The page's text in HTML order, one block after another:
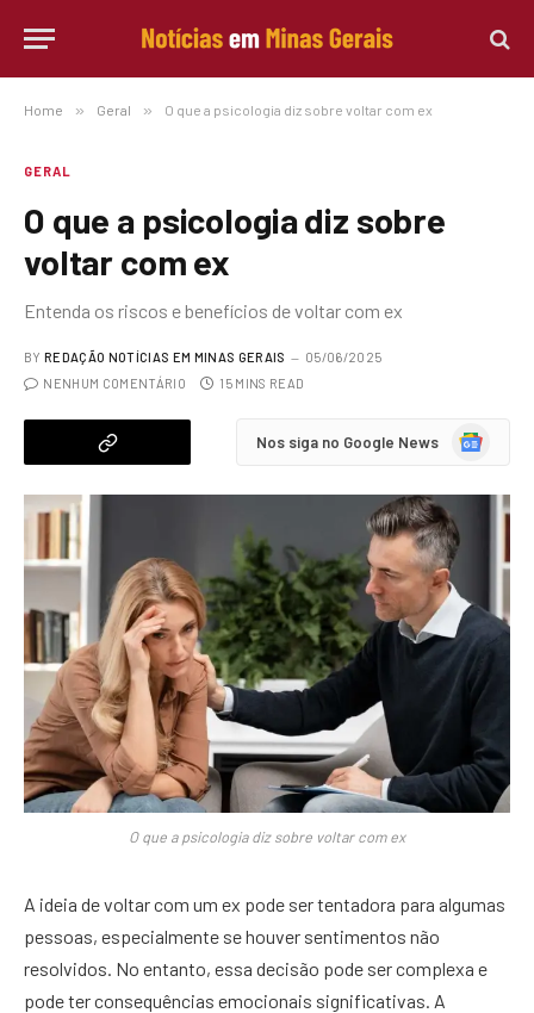
Home » Geral » O que a psicologia diz sobre voltar com ex
GERAL
O que a psicologia diz sobre
voltar com ex
Entenda os riscos e benefícios de voltar com ex
BY REDAÇÃO NOTÍCIAS EM MINAS GERAIS
05/06/2025
NENHUM COMENTÁRIO
15 MINS READ
Nos siga no Google News
Google
O que a psicologia diz sobre voltar com ex
A ideia de voltar com um ex pode ser tentadora para algumas
pessoas, especialmente se houver sentimentos não
resolvidos. No entanto, essa decisão pode ser complexa e
pode ter consequências emocionais significativas. A